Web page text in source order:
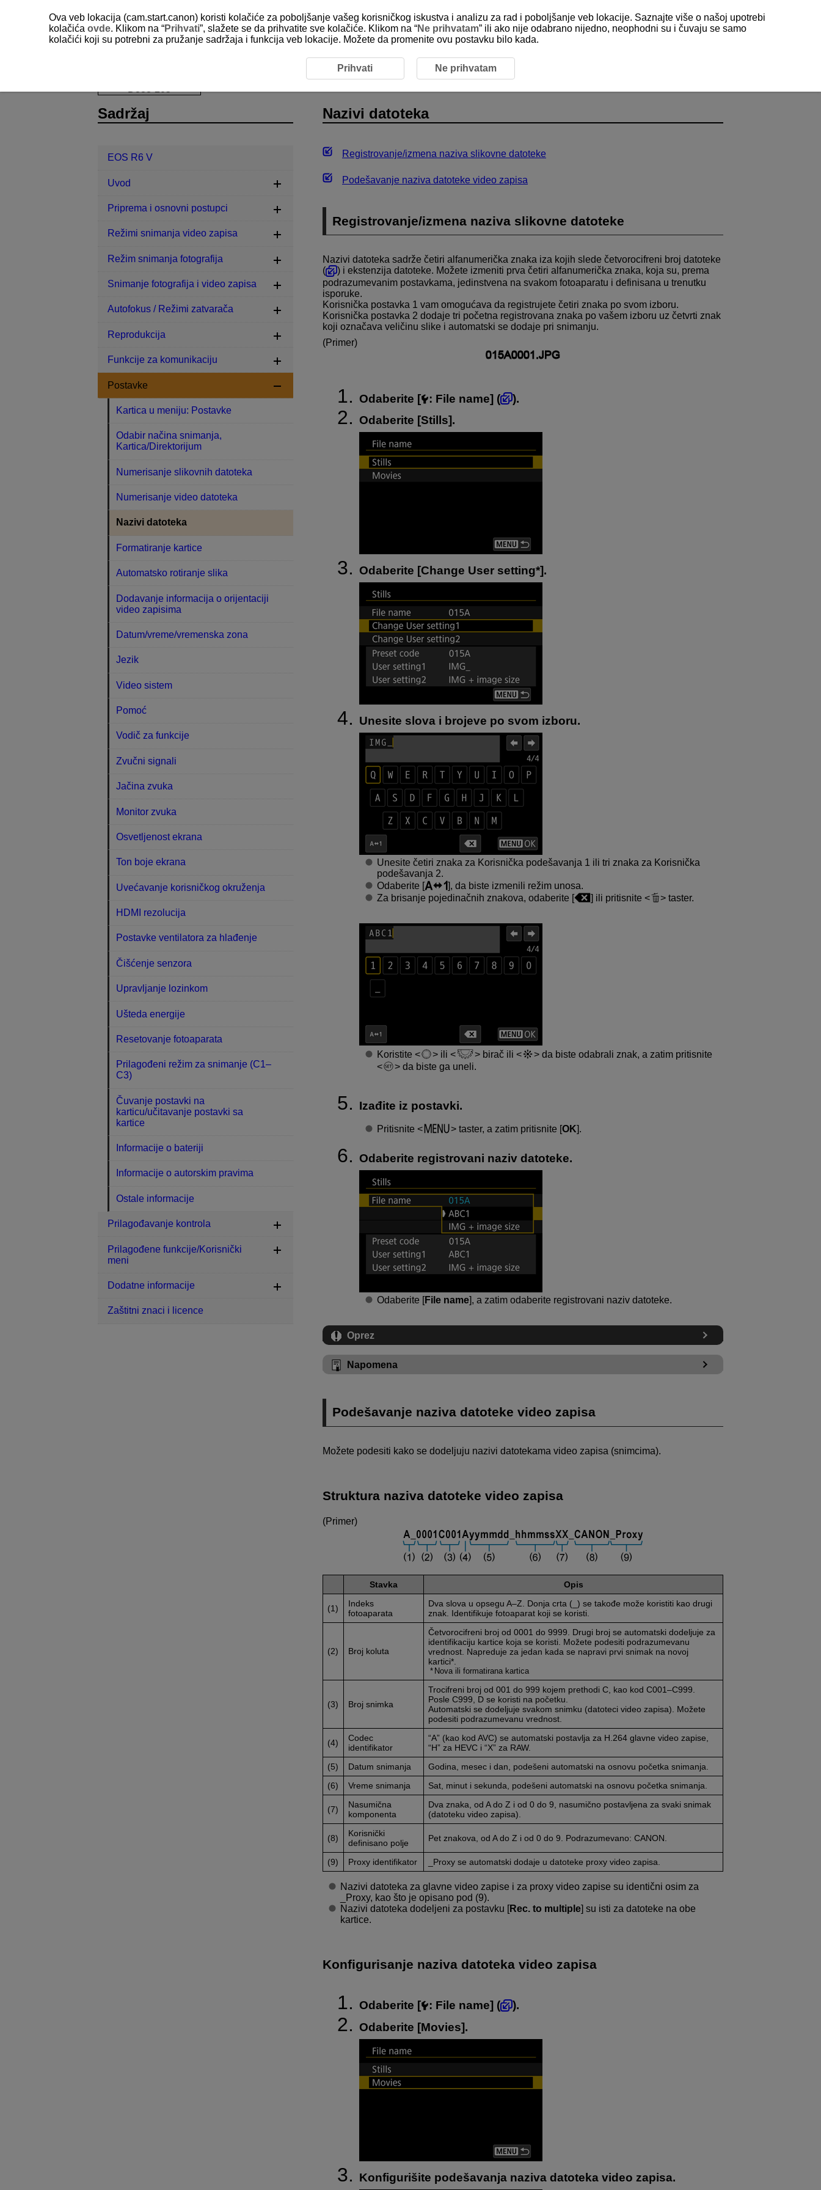
Nazivi datoteka
Registrovanje/izmena naziva slikovne datoteke
Podešavanje naziva datoteke video zapisa
Registrovanje/izmena naziva slikovne datoteke
Nazivi datoteka sadrže četiri alfanumerička znaka iza kojih slede četvorocifreni broj datoteke
(
) i ekstenzija datoteke. Možete izmeniti prva četiri alfanumerička znaka, koja su, prema
podrazumevanim postavkama, jedinstvena na svakom fotoaparatu i definisana u trenutku
isporuke.
Korisnička postavka 1 vam omogućava da registrujete četiri znaka po svom izboru.
Korisnička postavka 2 dodaje tri početna registrovana znaka po vašem izboru uz četvrti znak
koji označava veličinu slike i automatski se dodaje pri snimanju.
(Primer)
Odaberite [ : File name] (
).
Odaberite [Stills].
Odaberite [Change User setting*].
Unesite slova i brojeve po svom izboru.
Unesite četiri znaka za Korisnička podešavanja 1 ili tri znaka za Korisnička
podešavanja 2.
Odaberite [
], da biste izmenili režim unosa.
Za brisanje pojedinačnih znakova, odaberite [
] ili pritisnite taster.
Koristite ili birač ili
da biste odabrali znak, a zatim pritisnite
da biste ga uneli.
Izađite iz postavki.
Pritisnite taster, a zatim pritisnite [OK].
Odaberite registrovani naziv datoteke.
Odaberite [File name], a zatim odaberite registrovani naziv datoteke.
Oprez
Napomena
Podešavanje naziva datoteke video zapisa
Možete podesiti kako se dodeljuju nazivi datotekama video zapisa (snimcima).
Struktura naziva datoteke video zapisa
(Primer)
Stavka Opis
(1)
Indeks
fotoaparata
Dva slova u opsegu A–Z. Donja crta (_) se takođe može koristiti kao drugi
znak. Identifikuje fotoaparat koji se koristi.
(2) Broj koluta
Četvorocifreni broj od 0001 do 9999. Drugi broj se automatski dodeljuje za
identifikaciju kartice koja se koristi. Možete podesiti podrazumevanu
vrednost. Napreduje za jedan kada se napravi prvi snimak na novoj
kartici*.
Nova ili formatirana kartica
(3) Broj snimka
Trocifreni broj od 001 do 999 kojem prethodi C, kao kod C001–C999.
Posle C999, D se koristi na početku.
Automatski se dodeljuje svakom snimku (datoteci video zapisa). Možete
podesiti podrazumevanu vrednost.
(4)
Codec
identifikator
“A” (kao kod AVC) se automatski postavlja za H.264 glavne video zapise,
“H” za HEVC i “X” za RAW.
(5)
Datum snimanja
Godina, mesec i dan, podešeni automatski na osnovu početka snimanja.
(6)
Vreme snimanja Sat, minut i sekunda, podešeni automatski na osnovu početka snimanja.
(7)
Nasumična
komponenta
Dva znaka, od A do Z i od 0 do 9, nasumično postavljena za svaki snimak
(datoteku video zapisa).
(8)
Korisnički
definisano polje
Pet znakova, od A do Z i od 0 do 9. Podrazumevano: CANON.
(9) Proxy identifikator _Proxy se automatski dodaje u datoteke proxy video zapisa.
Nazivi datoteka za glavne video zapise i za proxy video zapise su identični osim za
_Proxy, kao što je opisano pod (9).
Nazivi datoteka dodeljeni za postavku [Rec. to multiple] su isti za datoteke na obe
kartice.
Konfigurisanje naziva datoteka video zapisa
Odaberite [ : File name] (
).
Odaberite [Movies].
Konfigurišite podešavanja naziva datoteka video zapisa.
Sadržaj
EOS R6 V
Uvod
Priprema i osnovni postupci
Režimi snimanja video zapisa
Režim snimanja fotografija
Snimanje fotografija i video zapisa
Autofokus / Režimi zatvarača
Reprodukcija
Funkcije za komunikaciju
Postavke
Kartica u meniju: Postavke
Odabir načina snimanja,
Kartica/Direktorijum
Numerisanje slikovnih datoteka
Numerisanje video datoteka
Nazivi datoteka
Formatiranje kartice
Automatsko rotiranje slika
Dodavanje informacija o orijentaciji
video zapisima
Datum/vreme/vremenska zona
Jezik
Video sistem
Pomoć
Vodič za funkcije
Zvučni signali
Jačina zvuka
Monitor zvuka
Osvetljenost ekrana
Ton boje ekrana
Uvećavanje korisničkog okruženja
HDMI rezolucija
Postavke ventilatora za hlađenje
Čišćenje senzora
Upravljanje lozinkom
Ušteda energije
Resetovanje fotoaparata
Prilagođeni režim za snimanje (C1–
C3)
Čuvanje postavki na
karticu/učitavanje postavki sa
kartice
Informacije o bateriji
Informacije o autorskim pravima
Ostale informacije
Prilagođavanje kontrola
Prilagođene funkcije/Korisnički
meni
Dodatne informacije
Zaštitni znaci i licence
Ova veb lokacija (cam.start.canon) koristi kolačiće za poboljšanje vašeg korisničkog iskustva i analizu za rad i poboljšanje veb lokacije. Saznajte više o našoj upotrebi
kolačića ovde. Klikom na “Prihvati”, slažete se da prihvatite sve kolačiće. Klikom na “Ne prihvatam” ili ako nije odabrano nijedno, neophodni su i čuvaju se samo
kolačići koji su potrebni za pružanje sadržaja i funkcija veb lokacije. Možete da promenite ovu postavku bilo kada.
Prihvati Ne prihvatam